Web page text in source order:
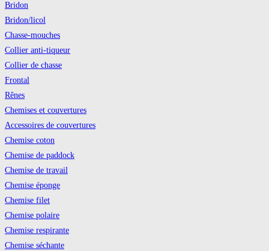
Bridon
Bridon/licol
Chasse-mouches
Collier anti-tiqueur
Collier de chasse
Frontal
Rênes
Chemises et couvertures
Accessoires de couvertures
Chemise coton
Chemise de paddock
Chemise de travail
Chemise éponge
Chemise filet
Chemise polaire
Chemise respirante
Chemise séchante